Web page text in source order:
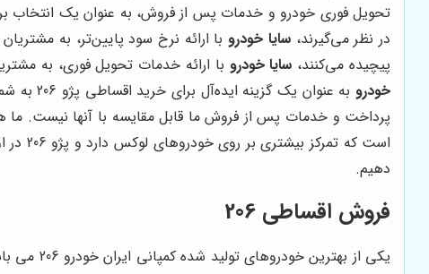
در نظر می‌گیرند،سایا خودرو با ارائه نرخ سود پایین‌تر، به
پیچیده می‌کنند، سایا خودرو با ارائه خدمات تحویل فوری، به
خودرو
دهیم.
فروش اقساطی 206
یکی از بهترین خودروهای تولید شده کمپانی ایران خودرو 206 می باشد. شما زمانی که فروش